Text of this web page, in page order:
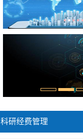
科研经费管理